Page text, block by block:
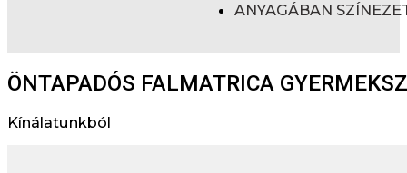
ANYAGÁBAN
ÖNTAPADÓS FALMATRICA
Kínálatunkból